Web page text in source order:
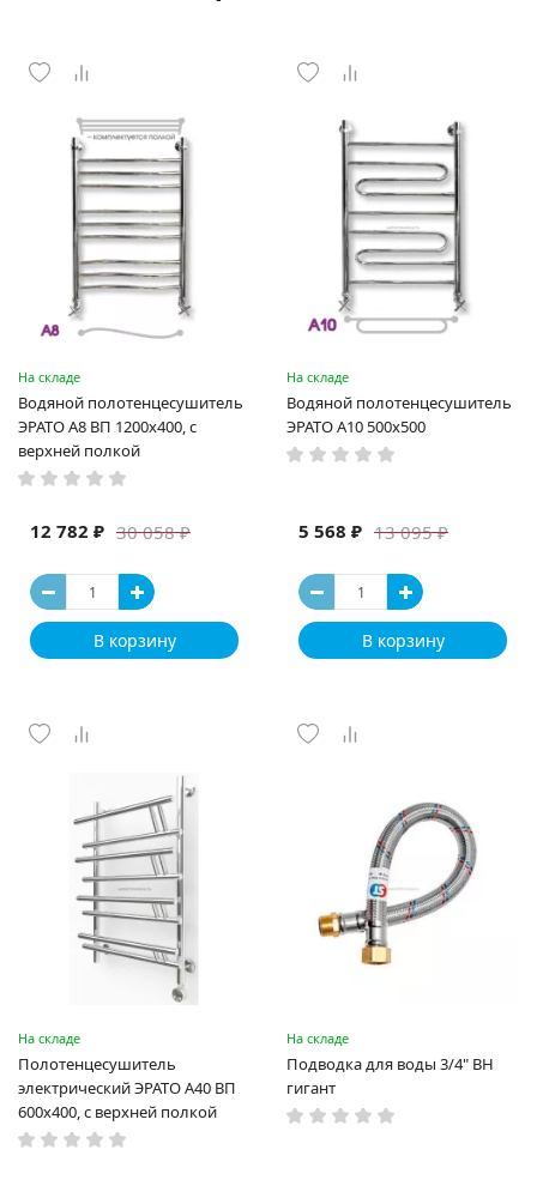
На складе
Водяной полотенцесушитель
ЭРАТО А8 ВП 1200x400, с
верхней полкой
30 058 ₽
12 782 ₽
В корзину
На складе
Водяной полотенцесушитель
ЭРАТО А10 500x500
13 095 ₽
5 568 ₽
В корзину
На складе
Полотенцесушитель
электрический ЭРАТО А40 ВП
600x400, с верхней полкой
На складе
Подводка для воды 3/4" ВН
гигант